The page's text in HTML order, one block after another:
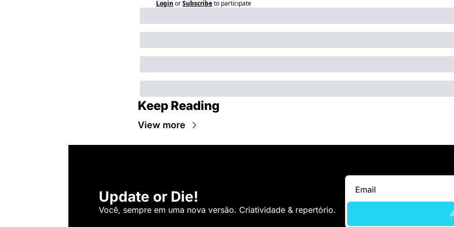
Login orSubscribeto participate
Keep Reading
View more
Update or Die!
Você, sempre em uma nova versão. Criatividade & repertório.